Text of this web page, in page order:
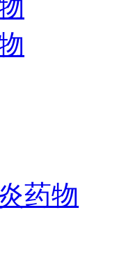
药物